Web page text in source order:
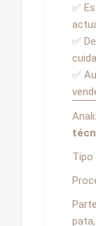
✅
✅
✅
Tipo